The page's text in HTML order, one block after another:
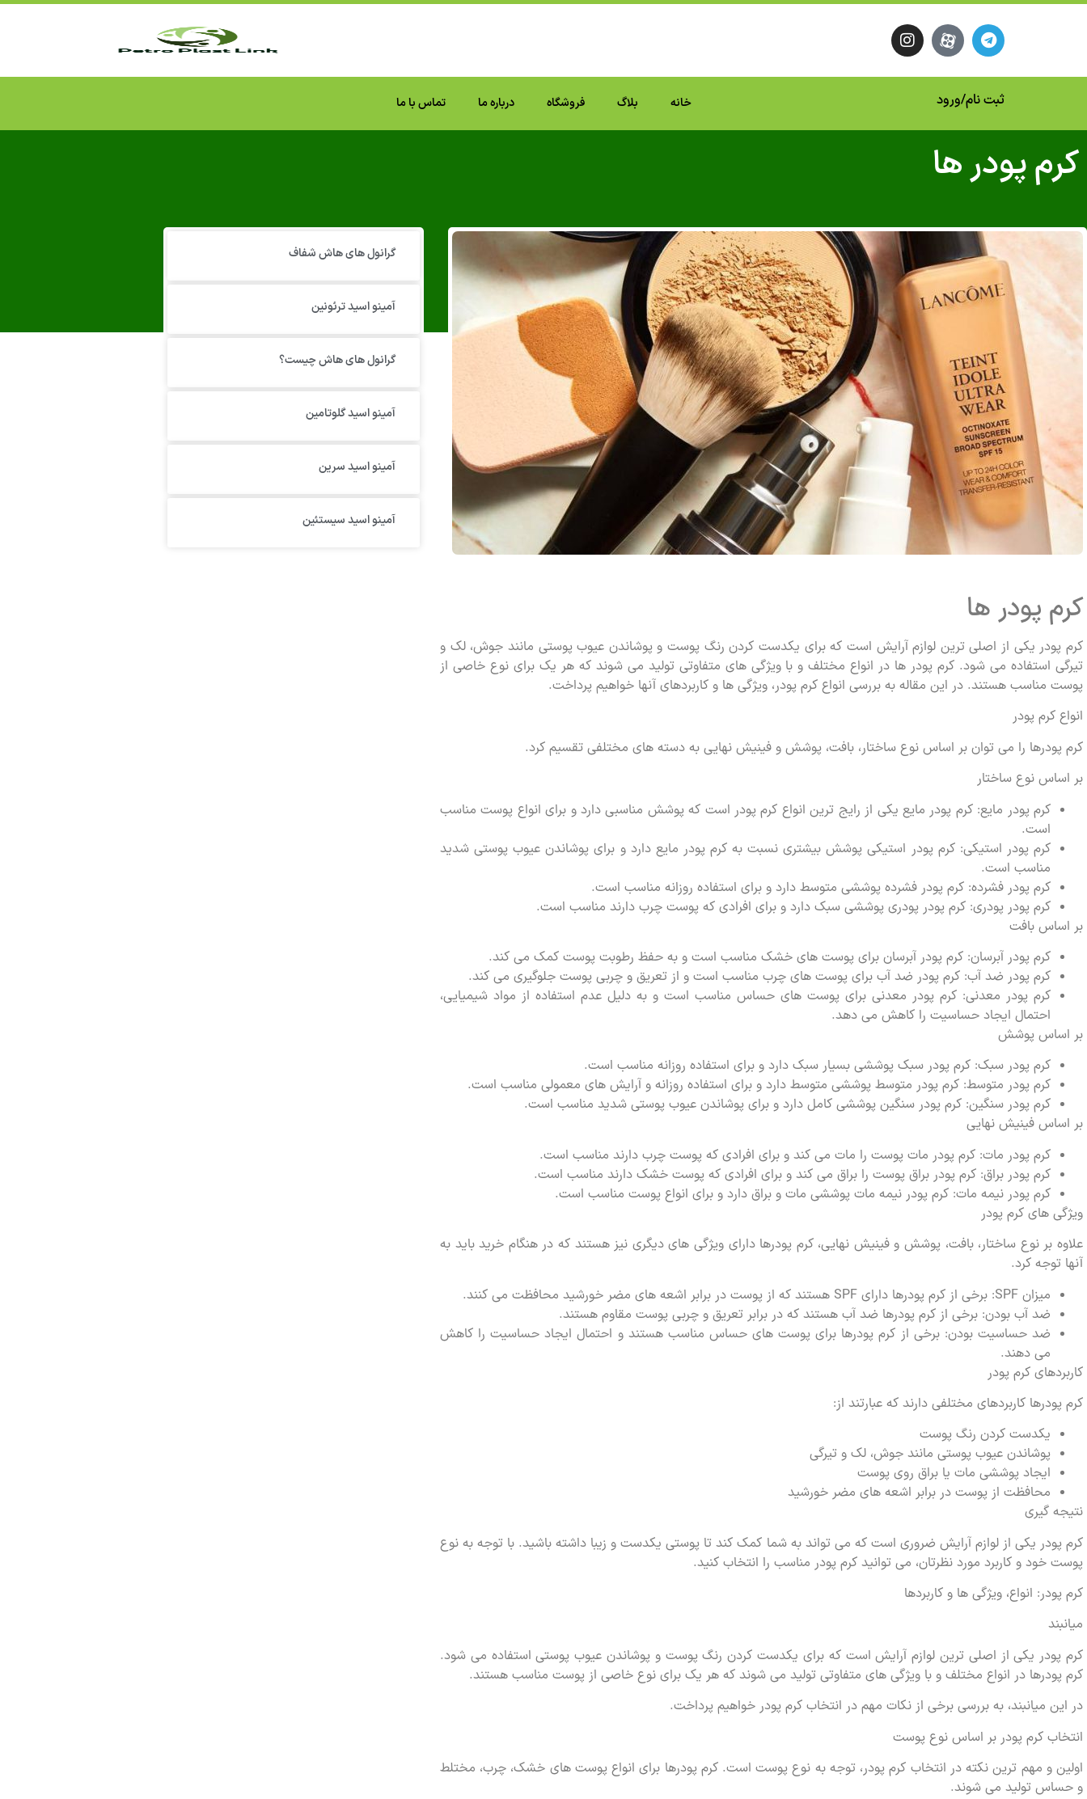
ثبت نام/ورود خانه بلاگ فروشگاه درباره ما تماس با ما
کرم پودر ها
گرانول‌ های هاش شفاف
آمینو اسید ترئونین
گرانول های هاش چیست؟
آمینو اسید گلوتامین
آمینو اسید سرین
آمینو اسید سیستئین
کرم پودر ها
کرم پودر یکی از اصلی ترین لوازم آرایش است که برای یکدست کردن رنگ پوست و پوشاندن عیوب پوستی مانند جوش، لک و
تیرگی استفاده می شود. کرم پودر ها در انواع مختلف و با ویژگی های متفاوتی تولید می شوند که هر یک برای نوع خاصی از
پوست مناسب هستند. در این مقاله به بررسی انواع کرم پودر، ویژگی ها و کاربردهای آنها خواهیم پرداخت.
انواع کرم پودر
کرم پودرها را می توان بر اساس نوع ساختار، بافت، پوشش و فینیش نهایی به دسته های مختلفی تقسیم کرد.
بر اساس نوع ساختار
کرم پودر مایع: کرم پودر مایع یکی از رایج ترین انواع کرم پودر است که پوشش مناسبی دارد و برای انواع پوست مناسب
است.
کرم پودر استیکی: کرم پودر استیکی پوشش بیشتری نسبت به کرم پودر مایع دارد و برای پوشاندن عیوب پوستی شدید
مناسب است.
کرم پودر فشرده: کرم پودر فشرده پوششی متوسط دارد و برای استفاده روزانه مناسب است.
کرم پودر پودری: کرم پودر پودری پوششی سبک دارد و برای افرادی که پوست چرب دارند مناسب است.
بر اساس بافت
کرم پودر آبرسان: کرم پودر آبرسان برای پوست های خشک مناسب است و به حفظ رطوبت پوست کمک می کند.
کرم پودر ضد آب: کرم پودر ضد آب برای پوست های چرب مناسب است و از تعریق و چربی پوست جلوگیری می کند.
کرم پودر معدنی: کرم پودر معدنی برای پوست های حساس مناسب است و به دلیل عدم استفاده از مواد شیمیایی،
احتمال ایجاد حساسیت را کاهش می دهد.
بر اساس پوشش
کرم پودر سبک: کرم پودر سبک پوششی بسیار سبک دارد و برای استفاده روزانه مناسب است.
کرم پودر متوسط: کرم پودر متوسط پوششی متوسط دارد و برای استفاده روزانه و آرایش های معمولی مناسب است.
کرم پودر سنگین: کرم پودر سنگین پوششی کامل دارد و برای پوشاندن عیوب پوستی شدید مناسب است.
بر اساس فینیش نهایی
کرم پودر مات: کرم پودر مات پوست را مات می کند و برای افرادی که پوست چرب دارند مناسب است.
کرم پودر براق: کرم پودر براق پوست را براق می کند و برای افرادی که پوست خشک دارند مناسب است.
کرم پودر نیمه مات: کرم پودر نیمه مات پوششی مات و براق دارد و برای انواع پوست مناسب است.
ویژگی های کرم پودر
علاوه بر نوع ساختار، بافت، پوشش و فینیش نهایی، کرم پودرها دارای ویژگی های دیگری نیز هستند که در هنگام خرید باید به
آنها توجه کرد.
میزان SPF: برخی از کرم پودرها دارای SPF هستند که از پوست در برابر اشعه های مضر خورشید محافظت می کنند.
ضد آب بودن: برخی از کرم پودرها ضد آب هستند که در برابر تعریق و چربی پوست مقاوم هستند.
ضد حساسیت بودن: برخی از کرم پودرها برای پوست های حساس مناسب هستند و احتمال ایجاد حساسیت را کاهش
می دهند.
کاربردهای کرم پودر
کرم پودرها کاربردهای مختلفی دارند که عبارتند از:
یکدست کردن رنگ پوست
پوشاندن عیوب پوستی مانند جوش، لک و تیرگی
ایجاد پوششی مات یا براق روی پوست
محافظت از پوست در برابر اشعه های مضر خورشید
نتیجه گیری
کرم پودر یکی از لوازم آرایش ضروری است که می تواند به شما کمک کند تا پوستی یکدست و زیبا داشته باشید. با توجه به نوع
پوست خود و کاربرد مورد نظرتان، می توانید کرم پودر مناسب را انتخاب کنید.
کرم پودر: انواع، ویژگی ها و کاربردها
میانبند
کرم پودر یکی از اصلی ترین لوازم آرایش است که برای یکدست کردن رنگ پوست و پوشاندن عیوب پوستی استفاده می شود.
کرم پودرها در انواع مختلف و با ویژگی های متفاوتی تولید می شوند که هر یک برای نوع خاصی از پوست مناسب هستند.
در این میانبند، به بررسی برخی از نکات مهم در انتخاب کرم پودر خواهیم پرداخت.
انتخاب کرم پودر بر اساس نوع پوست
اولین و مهم ترین نکته در انتخاب کرم پودر، توجه به نوع پوست است. کرم پودرها برای انواع پوست های خشک، چرب، مختلط
و حساس تولید می شوند.